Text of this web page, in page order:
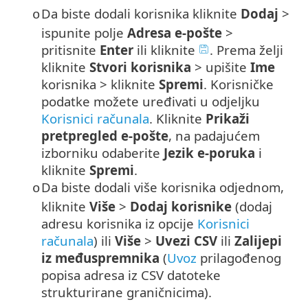
oDa biste dodali korisnika kliknite Dodaj >
ispunite polje Adresa e-pošte >
pritisnite Enter ili kliknite
. Prema želji
kliknite Stvori korisnika > upišite Ime
korisnika > kliknite Spremi. Korisničke
podatke možete uređivati u odjeljku
Korisnici računala. Kliknite Prikaži
pretpregled e-pošte, na padajućem
izborniku odaberite Jezik e-poruka i
kliknite Spremi.
oDa biste dodali više korisnika odjednom,
kliknite Više > Dodaj korisnike (dodaj
adresu korisnika iz opcije Korisnici
računala) ili Više > Uvezi CSV ili Zalijepi
iz međuspremnika (Uvoz prilagođenog
popisa adresa iz CSV datoteke
strukturirane graničnicima).